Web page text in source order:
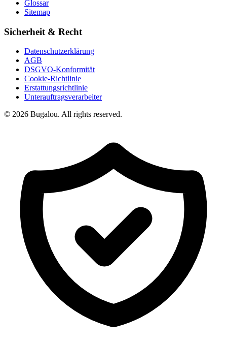
Glossar
Sitemap
Sicherheit & Recht
Datenschutzerklärung
AGB
DSGVO-Konformität
Cookie-Richtlinie
Erstattungsrichtlinie
Unterauftragsverarbeiter
© 2026 Bugalou. All rights reserved.